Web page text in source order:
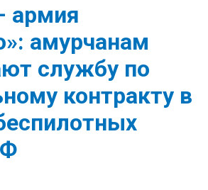
армия
амурчанам
службу по
контракту в